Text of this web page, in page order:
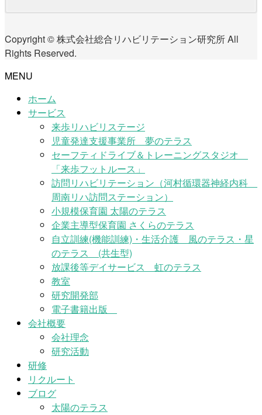
Copyright © 株式会社総合リハビリテーション研究所 All
Rights Reserved.
MENU
ホーム
サービス
来歩リハビリステージ
児童発達支援事業所 夢のテラス
セーフティドライブ＆トレーニングスタジオ
「来歩フットルース」
訪問リハビリテーション（河村循環器神経内科
周南リハ訪問ステーション）
小規模保育園 太陽のテラス
企業主導型保育園 さくらのテラス
自立訓練(機能訓練)・生活介護 風のテラス・星
のテラス (共生型)
放課後等デイサービス 虹のテラス
教室
研究開発部
電子書籍出版
会社概要
会社理念
研究活動
研修
リクルート
ブログ
太陽のテラス